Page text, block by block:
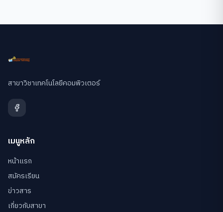
สาขาวิชาเทคโนโลยีคอมพิวเตอร์
เมนูหลัก
หน้าแรก
สมัครเรียน
ข่าวสาร
เกี่ยวกับสาขา